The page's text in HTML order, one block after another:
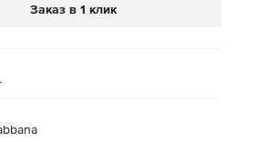
Заказ в 1 клик